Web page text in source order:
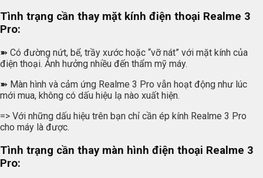
Tình trạng cần thay mặt kính điện thoại Realme 3
Pro:
➽ Có đường nứt, bể, trầy xước hoặc “vỡ nát” với mặt kính của
điện thoại. Ảnh hưởng nhiều đến thẩm mỹ máy.
➽ Màn hình và cảm ứng Realme 3 Pro vẫn hoạt động như lúc
mới mua, không có dấu hiệu lạ nào xuất hiện.
=> Với những dấu hiệu trên bạn chỉ cần ép kính Realme 3 Pro
cho máy là được.
Tình trạng cần thay màn hình điện thoại Realme 3
Pro: